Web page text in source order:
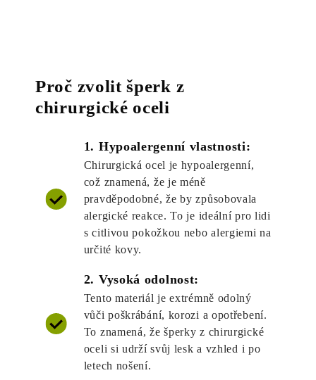
Proč zvolit šperk z
chirurgické oceli
1. Hypoalergenní vlastnosti:
Chirurgická ocel je hypoalergenní,
což znamená, že je méně
pravděpodobné, že by způsobovala
alergické reakce. To je ideální pro lidi
s citlivou pokožkou nebo alergiemi na
určité kovy.
2. Vysoká odolnost:
Tento materiál je extrémně odolný
vůči poškrábání, korozi a opotřebení.
To znamená, že šperky z chirurgické
oceli si udrží svůj lesk a vzhled i po
letech nošení.